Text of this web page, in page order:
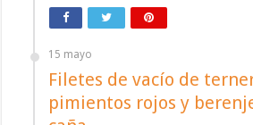
15 mayo
Filetes de vacío de
pimientos rojos y